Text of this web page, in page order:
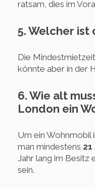
ratsam, dies im
5. Welcher ist
Die
könnte aber in der
6. Wie alt
London ein
Um ein Wohnmobil
man mindestens
Jahr lang im Besitz
sein.